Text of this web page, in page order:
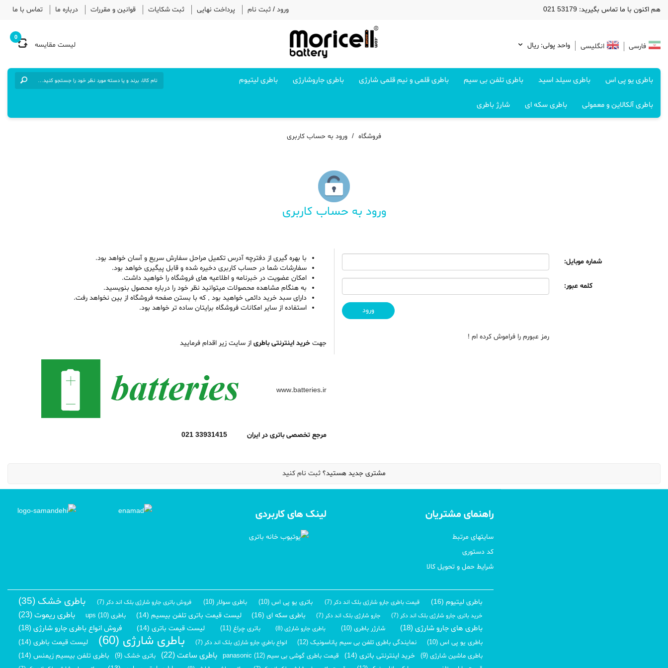
هم اکنون با ما تماس بگیرید: 53179 021 ورود / ثبت نام پرداخت نهایی ثبت شکایات قوانین و مقررات درباره ما تماس با ما
فارسی انگلیسی واحد پولی: ريال لیست مقایسه
0
باطری یو پی اس باطری سیلد اسید باطری تلفن بی سیم باطری قلمی و نیم قلمی شارژی باطری جاروشارژی باطری لیتیوم
باطری آلکالاین و معمولی باطری سکه ای شارژ باطری
فروشگاه ورود به حساب کاربری
ورود به حساب کاربری
شماره موبایل:
کلمه عبور:
رمز عبورم را فراموش کرده ام !
با بهره گیری از دفترچه آدرس تکمیل مراحل سفارش سریع و آسان خواهد بود.
سفارشات شما در حساب کاربری دخیره شده و قابل پیگیری خواهد بود.
امکان عضویت در خبرنامه و اطلاعیه های فروشگاه را خواهید داشت.
به هنگام مشاهده محصولات میتوانید نظر خود را درباره محصول بنویسید.
دارای سبد خرید دائمی خواهید بود , که با بستن صفحه فروشگاه از بین نخواهد رفت.
استفاده از سایر امکانات فروشگاه برایتان ساده تر خواهد بود.
جهت خرید اینترنتی باطری از سایت زیر اقدام فرمایید
www.batteries.ir
مرجع تخصصی باتری در ایران 33931415 021
مشتری جدید هستید؟ ثبت نام کنید
راهنمای مشتریان
سایتهای مرتبط
کد دستوری
شرایط حمل و تحویل کالا
لینک های کاربردی
باطری لیتیوم (16) قیمت باطری جارو شارژی بلک اند دکر (7) باتری یو پی اس (10) باطری سولار (10) فروش باتری جارو شارژی بلک اند دکر (7) باطری خشک (35)
خرید باتری جارو شارژی بلک اند دکر (7) جارو شارژی بلک اند دکر (7) باطری سکه ای (16) لیست قیمت باتری تلفن بیسیم (14) باطری ups (10) باطری ریموت (23)
باطری های جارو شارژی (18) شارژر باطری (10) باطری جارو شارژی (8) باتری چراغ (11) لیست قیمت باتری (14) فروش انواع باطری جارو شارژی (18)
باطری یو پی اس (10) نمایندگی باطری تلفن بی سیم پاناسونیک (12) انواع باطري جارو شارژی بلک اند دکر (7) باطری شارژی (60) لیست قیمت باطری (14)
باطری ماشین شارژی (9) خرید اینترنتی باتری (14) قیمت باطری گوشی بی سیم panasonic (12) باطری ساعت (22) باتری خشک (9) باطری تلفن بیسیم زیمنس (14)